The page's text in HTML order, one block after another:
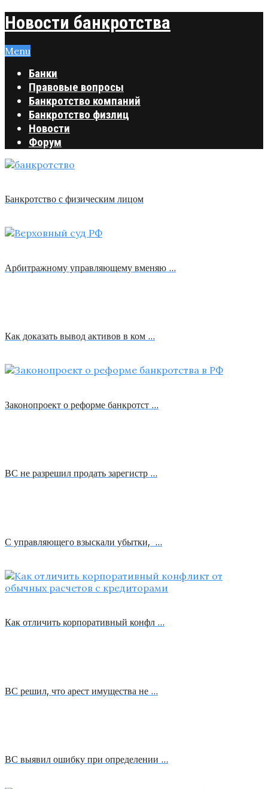
Новости банкротства
Menu
Банки
Правовые вопросы
Банкротство компаний
Банкротство физлиц
Новости
Форум
Банкротство с физическим лицом
Арбитражному управляющему вменяю …
Как доказать вывод активов в ком …
Законопроект о реформе банкротст …
ВС не разрешил продать зарегистр …
С управляющего взыскали убытки, …
Как отличить корпоративный конфл …
ВС решил, что арест имущества не …
ВС выявил ошибку при определении …